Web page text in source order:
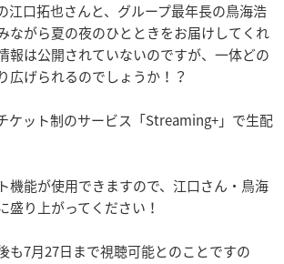
江口拓也さんと、グループ最年長の鳥海浩
ながら夏の夜のひとときをお届けしてくれ
報は公開されていないのですが、一体どの
広げられるのでしょうか！？
ケット制のサービス「Streaming+」で生配
機能が使用できますので、江口さん・鳥海
盛り上がってください！
も7月27日まで視聴可能とのことですの